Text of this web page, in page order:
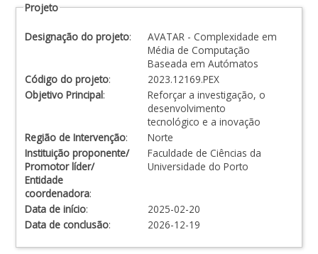
Projeto
Designação do projeto:
AVATAR - Complexidade em
Média de Computação
Baseada em Autómatos
Código do projeto:
2023.12169.PEX
Objetivo Principal:
Reforçar a investigação, o
desenvolvimento
tecnológico e a inovação
Região de Intervenção:
Norte
Instituição proponente/
Promotor líder/
Entidade
coordenadora:
Faculdade de Ciências da
Universidade do Porto
Data de início:
2025-02-20
Data de conclusão: 2026-12-19